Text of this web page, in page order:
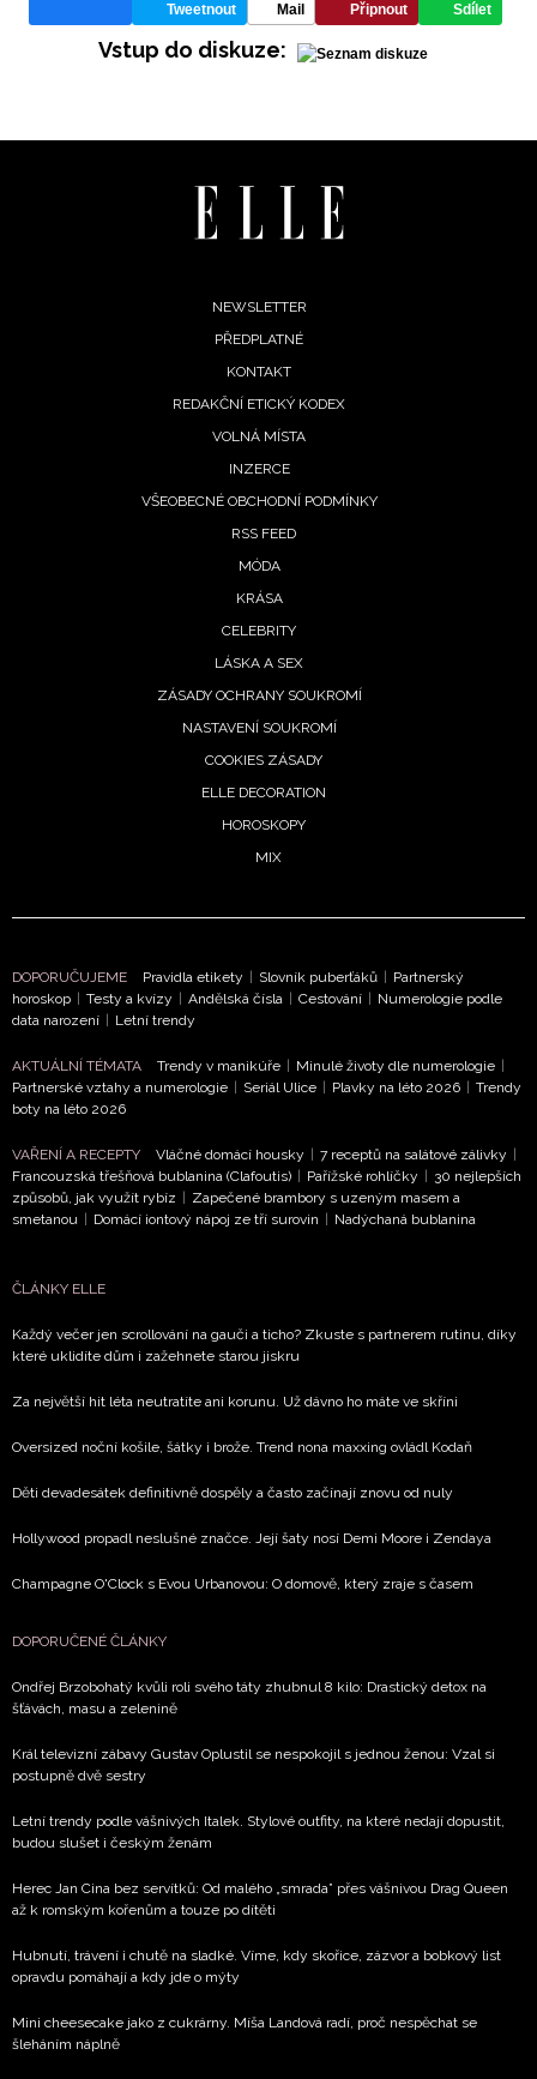
NEWSLETTER
Přihlášením k newsletteru souhlasíte sObchodními
podmínkami společnosti BurdaMedia Extra s.r.o.
ochrany soukromí
vyhodnocení akce a zasílání novinek.
informace od našich partnerů? Pokud souhlasíte se
soukromí BurdaMedia Extra s.r.o.
, zaškrtněte toto pole.
Tweetnout Mail Připnout Sdílet
Vstup do diskuze:
NEWSLETTER
PŘEDPLATNÉ
KONTAKT
REDAKČNÍ ETICKÝ KODEX
VOLNÁ MÍSTA
INZERCE
VŠEOBECNÉ OBCHODNÍ PODMÍNKY
RSS FEED
MÓDA
KRÁSA
CELEBRITY
LÁSKA A SEX
ZÁSADY OCHRANY SOUKROMÍ
NASTAVENÍ SOUKROMÍ
COOKIES ZÁSADY
ELLE DECORATION
HOROSKOPY
MIX
DOPORUČUJEME Pravidla etikety Slovník puberťáků
Partnerský
horoskop
Testy a kvízy Andělská čísla Cestování
Numerologie podle
data narození
Letní trendy
AKTUÁLNÍ TÉMATA Trendy v manikúře Minulé životy dle numerologie
Partnerské vztahy a numerologie
Seriál Ulice Plavky na léto 2026
Trendy
boty na léto 2026
VAŘENÍ A RECEPTY Vláčné domácí housky 7 receptů na salátové zálivky
Francouzská třešňová bublanina (Clafoutis)
Pařížské rohlíčky
30 nejlepších
způsobů, jak využít rybíz
Zapečené brambory s uzeným masem a
smetanou
Domácí iontový nápoj ze tří surovin Nadýchaná bublanina
ČLÁNKY ELLE
Každý večer jen scrollování na gauči a ticho? Zkuste s partnerem rutinu, díky
které uklidíte dům i zažehnete starou jiskru
Za největší hit léta neutratíte ani korunu. Už dávno ho máte ve skříni
Oversized noční košile, šátky i brože. Trend nona maxxing ovládl Kodaň
Děti devadesátek definitivně dospěly a často začínají znovu od nuly
Hollywood propadl neslušné značce. Její šaty nosí Demi Moore i Zendaya
Champagne O'Clock s Evou Urbanovou: O domově, který zraje s časem
DOPORUČENÉ ČLÁNKY
Ondřej Brzobohatý kvůli roli svého táty zhubnul 8 kilo: Drastický detox na
šťávách, masu a zelenině
Král televizní zábavy Gustav Oplustil se nespokojil s jednou ženou: Vzal si
postupně dvě sestry
Letní trendy podle vášnivých Italek. Stylové outfity, na které nedají dopustit,
budou slušet i českým ženám
Herec Jan Cina bez servítků: Od malého „smrada” přes vášnivou Drag Queen
až k romským kořenům a touze po dítěti
Hubnutí, trávení i chutě na sladké. Víme, kdy skořice, zázvor a bobkový list
opravdu pomáhají a kdy jde o mýty
Mini cheesecake jako z cukrárny. Míša Landová radí, proč nespěchat se
šleháním náplně